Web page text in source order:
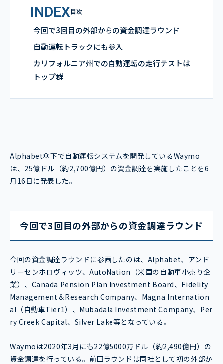
INDEX 目次
今回で3回目の外部からの資金調達ラウンド
自動運転トラックにも参入
カリフォルニア州での自動運転の走行テストは
トップ群
Alphabet傘下で自動運転システムを開発しているWaymo
は、25億ドル（約2,700億円）の資金調達を実施したことを6
月16日に発表した。
今回で3回目の外部からの資金調達ラウンド
今回の資金調達ラウンドに参画したのは、Alphabet、アンド
リーセンホロヴィッツ、AutoNation（米国の自動車小売り企
業）、Canada Pension Plan Investment Board、Fidelity
Management＆Research Company、Magna Internation
al（自動車Tier1）、Mubadala Investment Company、Per
ry Creek Capital、Silver Lake等となっている。
Waymoは2020年3月にも22億5000万ドル（約2,490億円）の
資金調達を行っている。前回ラウンドは同社として初の外部か